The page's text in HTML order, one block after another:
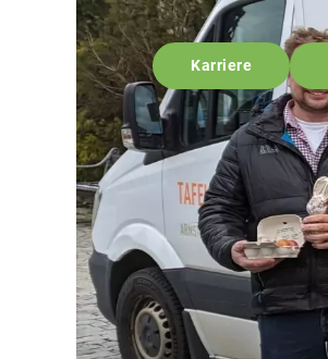
Karriere